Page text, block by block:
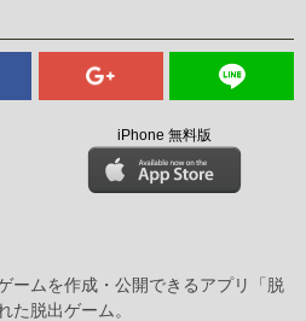
iPhone 無料版
ームを作成・公開できるアプリ「脱
た脱出ゲーム。